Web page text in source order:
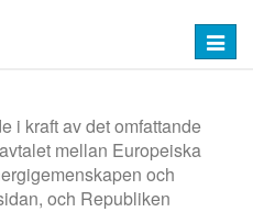
i kraft av det omfattande
mellan Europeiska
och
och Republiken